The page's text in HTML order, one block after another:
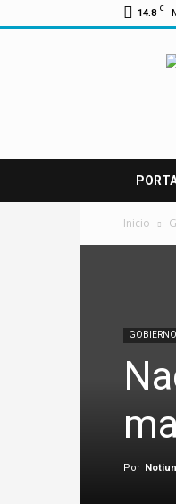
14.8 C
Inicio
GOBIERNO
Por